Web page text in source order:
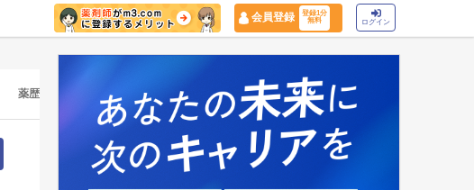
会員登録
登録1分
無料
ログイン
薬歴 マイナ保険証